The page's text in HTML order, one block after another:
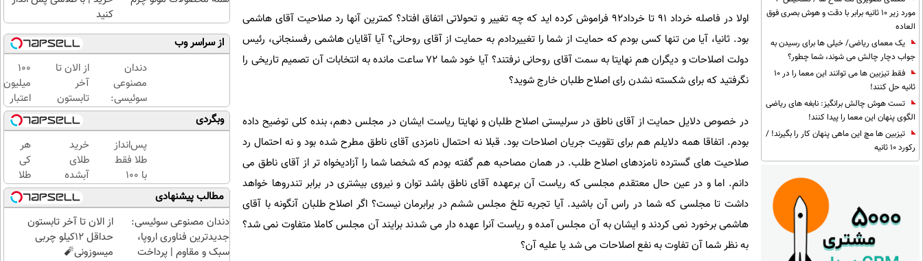
مورد زیر 10 ثانیه برابر با دقت و هوش بصری فوق
العاده
یک معمای ریاضی/ خیلی ها برای رسیدن به
جواب دچار چالش می شوند، شما چطور؟
فقط تیزبین ها می توانند این معما را در 10
ثانیه حل کنند!
تست هوش چالش برانگیز: نابغه های ریاضی
الگوی پنهان این معما را پیدا کنند!
تیزبین ها مچ این ماهی پنهان کار را بگیرند! /
رکورد 10 ثانیه
اولا در فاصله خرداد ۹۱ تا خرداد۹۲ فراموش کرده اید که چه تغییر و تحولاتی اتفاق افتاد؟ کمترین آنها رد صلاحیت آقای هاشمی
بود. ثانیا، آیا من تنها کسی بودم که حمایت از شما را تغییردادم به حمایت از آقای روحانی؟ آیا آقایان هاشمی رفسنجانی، رئیس
دولت اصلاحات و دیگران هم نهایتا به سمت آقای روحانی نرفتند؟ آیا خود شما ۷۲ ساعت مانده به انتخابات آن تصمیم تاریخی را
نگرفتید که برای شکسته نشدن رای اصلاح طلبان خارج شوید؟
در خصوص دلایل حمایت از آقای ناطق در سرلیستی اصلاح طلبان و نهایتا ریاست ایشان در مجلس دهم، بنده کلی توضیح داده
بودم. اتفاقا همه دلایلم هم برای تقویت جریان اصلاحات بود. قبلا نه احتمال نامزدی آقای ناطق مطرح شده بود و نه احتمال رد
صلاحیت های گسترده نامزدهای اصلاح طلب. در همان مصاحبه هم گفته بودم که شخصا شما را آزادیخواه تر از آقای ناطق می
دانم. اما و در عین حال معتقدم مجلسی که ریاست آن برعهده آقای ناطق باشد توان و نیروی بیشتری در برابر تندروها خواهد
داشت تا مجلسی که شما در راس آن باشید. آیا تجربه تلخ مجلس ششم در برابرمان نیست؟ اگر اصلاح طلبان آنگونه با آقای
هاشمی برخورد نمی کردند و ایشان به آن مجلس آمده و ریاست آنرا عهده دار می شدند برایند آن مجلس کاملا متفاوت نمی شد؟
به نظر شما آن تفاوت به نفع اصلاحات می شد یا علیه آن؟
کنید
از سراسر وب
دندان
مصنوعی
سوئیسی:
جدیدترین
فناوری
اروپا،
سبک و
مقاوم |
پرداخت
قسطی
از الان تا
آخر
تابستون
حداقل
12کیلو
چربی
میسوزونی
🧨
100
میلیون
اعتبار
خرید
طلای
آب
شده
بگیر
وبگردی
پس‌انداز
طلا فقط
با ۱۰۰
هزارتومان
(امن و
راحت)
خرید
طلای
آبشده
حتی با
۱۰۰هزارتومان
هر
کی
طلا
داره،
غم
نداره!
مطالب پیشنهادی
دندان مصنوعی سوئیسی:
جدیدترین فناوری اروپا،
سبک و مقاوم | پرداخت
از الان تا آخر تابستون
حداقل 12کیلو چربی
میسوزونی🧨